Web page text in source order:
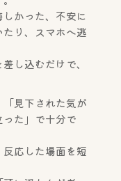
かった、不安に
り、スマホへ逃
し込むだけで、
見下された気が
た」で十分で
応した場面を短